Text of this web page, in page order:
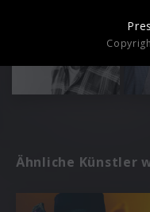
Ähnliche Künstler